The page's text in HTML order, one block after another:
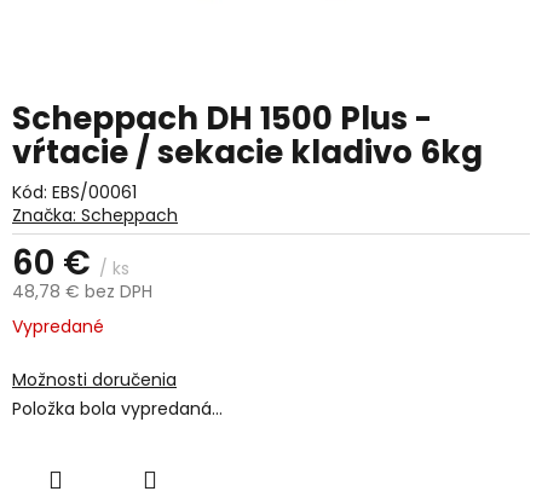
Scheppach DH 1500 Plus -
vŕtacie / sekacie kladivo 6kg
Kód: EBS/00061
60 € / ks
48,78 € bez DPH
Jednotková
Vypredané
Možnosti doručenia
Položka bola vypredaná…
Značka: Scheppach